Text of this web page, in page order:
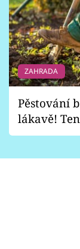
ZAHRADA
Pěstování
lákavě!
vhodný